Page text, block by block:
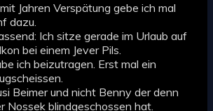
Jahren Verspätung gebe ich mal
dazu.
Ich sitze gerade im Urlaub auf
bei einem Jever Pils.
ich beizutragen. Erst mal ein
Beimer und nicht Benny der denn
Nossek blindgeschossen hat.